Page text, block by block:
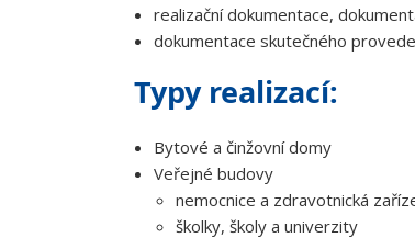
realizační dokumentace,
dokumentace skutečného
Typy realizací:
Bytové a činžovní domy
Veřejné budovy
nemocnice a zdravotnická
školky, školy a univerzity